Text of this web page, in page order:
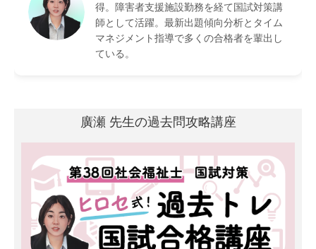
得。障害者支援施設勤務を経て国試対策講
師として活躍。最新出題傾向分析とタイム
マネジメント指導で多くの合格者を輩出し
ている。
廣瀬 先生の過去問攻略講座